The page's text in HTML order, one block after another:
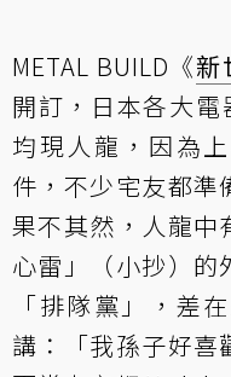
METAL BUILD《新
開訂，日本各大
均現人龍，因為
件，不少宅友都準
果不其然，人龍中
心雷」（小抄）的
「排隊黨」，差
講：「我孫子好喜